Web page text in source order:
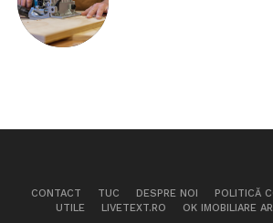
CONTACT TUC DESPRE NOI POLITICĂ
UTILE
LIVETEXT.RO OK IMOBILIARE